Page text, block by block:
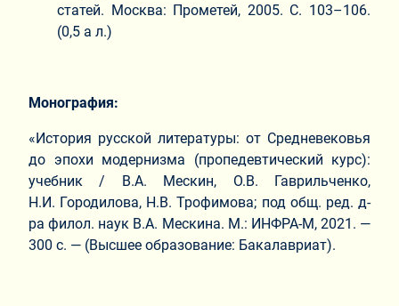
статей. Москва: Прометей, 2005. С. 103–106.
(0,5 а л.)
Монография:
«История русской литературы: от Средневековья
до эпохи модернизма (пропедевтический курс):
учебник / В.А. Мескин, О.В. Гаврильченко,
Н.И. Городилова, Н.В. Трофимова; под общ. ред. д-
ра филол. наук В.А. Мескина. М.: ИНФРА-М, 2021. —
300 с. — (Высшее образование: Бакалавриат).